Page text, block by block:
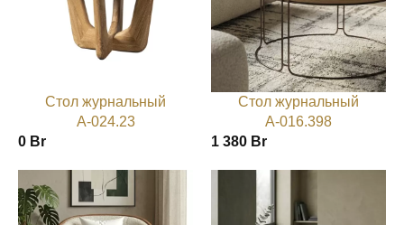
Стол журнальный
А-024.23
0 Br
Стол журнальный
А-016.398
1 380 Br